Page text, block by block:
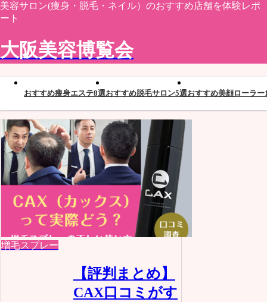
美容サロン(痩身・脱毛・ネイル）のおすすめ店舗を体験レポ
ート
大阪美容博覧会
おすすめ痩身エステ8選おすすめ脱毛サロン5選おすすめ美顔ローラー
増毛スプレー
【評判まとめ】
CAX口コミがす